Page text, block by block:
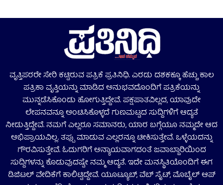
ವೃತ್ತಿಪರರೇ ಸೇರಿ ಕಟ್ಟಿರುವ ಪತ್ರಿಕೆ ಪ್ರತಿನಿಧಿ. ಎರಡು ದಶಕಕ್ಕೂ ಹೆಚ್ಚು ಕಾಲ
ಪತ್ರಿಕಾ ವೃತ್ತಿಯನ್ನು ಮಾಡಿದ ಅನುಭವದೊಂದಿಗೆ ಪತ್ರಿಕೆಯನ್ನು
ಮುನ್ನಡೆಸಿಕೊಂಡು ಹೋಗುತ್ತಿದ್ದೇವೆ. ಪಕ್ಷಪಾತವಿಲ್ಲದ, ಯಾವುದೇ
ಲೇಪನವನ್ನೂ ಅಂಟಿಸಿಕೊಳ್ಳದೆ ಗುಣಮಟ್ಟದ ಸುದ್ದಿಗಳಿಗೆ ಆದ್ಯತೆ
ನೀಡುತ್ತಿದ್ದೇವೆ. ನಮಗೆ ಎಲ್ಲರೂ ಸಮಾನರು, ಯಾರ ಬಗ್ಗೆಯೂ ನಮ್ಮದೇ ಆದ
ಅಭಿಪ್ರಾಯವಿಲ್ಲ. ತಪ್ಪು ಮಾಡುವ ಎಲ್ಲರನ್ನೂ ಟೀಕಿಸುತ್ತೇವೆ. ಒಳ್ಳೆಯದನ್ನು
ಗೌರವಿಸುತ್ತೇವೆ. ಓದುಗರಿಗೆ ಅನ್ಯಾಯವಾಗದಂತೆ ಜವಾಬ್ದಾರಿಯಿಂದ
ಸುದ್ದಿಗಳನ್ನು ಕೊಡುವುದಷ್ಟೇ ನಮ್ಮ ಆದ್ಯತೆ. ಇದೇ ಮನಸ್ಥಿತಿಯೊಂದಿಗೆ ಈಗ
ಡಿಜಿಟಲ್‌ ವೇದಿಕೆಗೆ ಕಾಲಿಟ್ಟಿದ್ದೇವೆ. ಯೂಟ್ಯೂಬ್‌, ವೆಬ್ ಸೈಟ್‌, ಮೊಬೈಲ್‌ ಆಪ್‌